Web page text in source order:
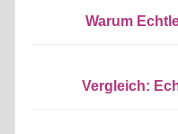
Warum
Vergleich: